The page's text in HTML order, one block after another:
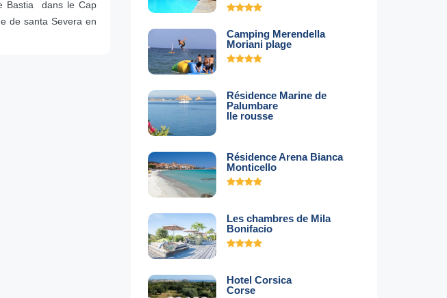
Camping Merendella
Moriani plage
Résidence Marine de
Palumbare
Ile rousse
Résidence Arena Bianca
Monticello
Les chambres de Mila
Bonifacio
Hotel Corsica
Corse
Bastia dans le Cap
de santa Severa en